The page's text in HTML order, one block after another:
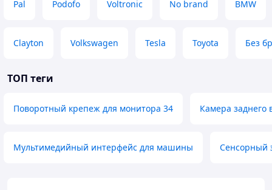
Pal Podofo Voltronic No brand BMW
Clayton Volkswagen Tesla Toyota Без
ТОП теги
Поворотный крепеж для монитора 34 Камера заднего
Мультимедийный интерфейс для машины Сенсорный